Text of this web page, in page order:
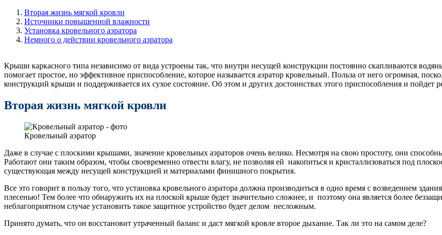
Вторая жизнь мягкой кровли
Источники повышенной влажности
Установка кровельного аэратора
Немного о действии кровельного аэратора
Крыши каркасного типа независимо от вида устроены так, что внутри несущей конструкции постоянно скапливаются
помогает простое, но эффективное приспособление, которое называется аэратор кровельный. Польза от него огромная,
конструкций крыши и поддерживается их сухое состояние. Об этом и других достоинствах этого приспособления и пойдет
Вторая жизнь мягкой кровли
Кровельный аэратор
Даже в случае с плоскими крышами, значение кровельных аэраторов очень велико. Несмотря на свою простоту, они
Работают они таким образом, чтобы своевременно отвести влагу, не позволяя ей накопиться и кристаллизоваться под
существующая между несущей конструкцией и материалами финишного покрытия.
Все это говорит в пользу того, что установка кровельного аэратора должна производиться в одно время с возведением
плесенью! Тем более что обнаружить их на плоской крыше будет значительно сложнее, и поэтому она является более
неблагоприятном случае установить такое защитное устройство будет делом несложным.
Принято думать, что он восстановит утраченный баланс и даст мягкой кровле второе дыхание. Так ли это на самом деле?